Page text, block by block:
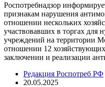
Роспотребнадзор
признакам нарушения
отношении нескольких
участвовавших в торгах для
учреждений на территории
отношении 12
заключении и реализации
Редакция Роспотреб РФ
20.05.2025